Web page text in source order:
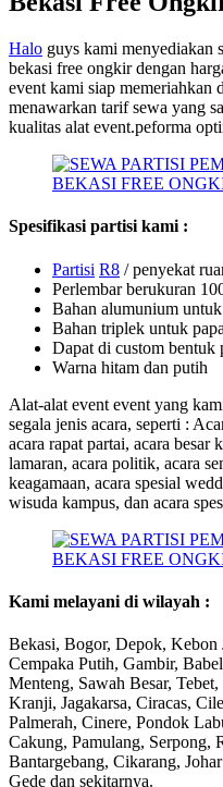
Halo guys kami menyediakan
bekasi free ongkir dengan
event kami siap memeriahkan
menawarkan tarif sewa yang
kualitas alat event.peforma
Spesifikasi partisi kami :
Partisi R8 / penyekat
Perlembar berukuran
Bahan alumunium
Bahan triplek untuk
Dapat di custom bentuk
Warna hitam dan putih
Alat-alat event event yang
segala jenis acara, seperti :
acara rapat partai, acara besar
lamaran, acara politik, acara
keagamaan, acara spesial
wisuda kampus, dan acara
Kami melayani di wilayah :
Bekasi, Bogor, Depok, Kebon
Cempaka Putih, Gambir,
Menteng, Sawah Besar,
Kranji, Jagakarsa, Ciracas,
Palmerah, Cinere, Pondok
Cakung, Pamulang, Serpong,
Bantargebang, Cikarang,
Gede dan sekitarnya.